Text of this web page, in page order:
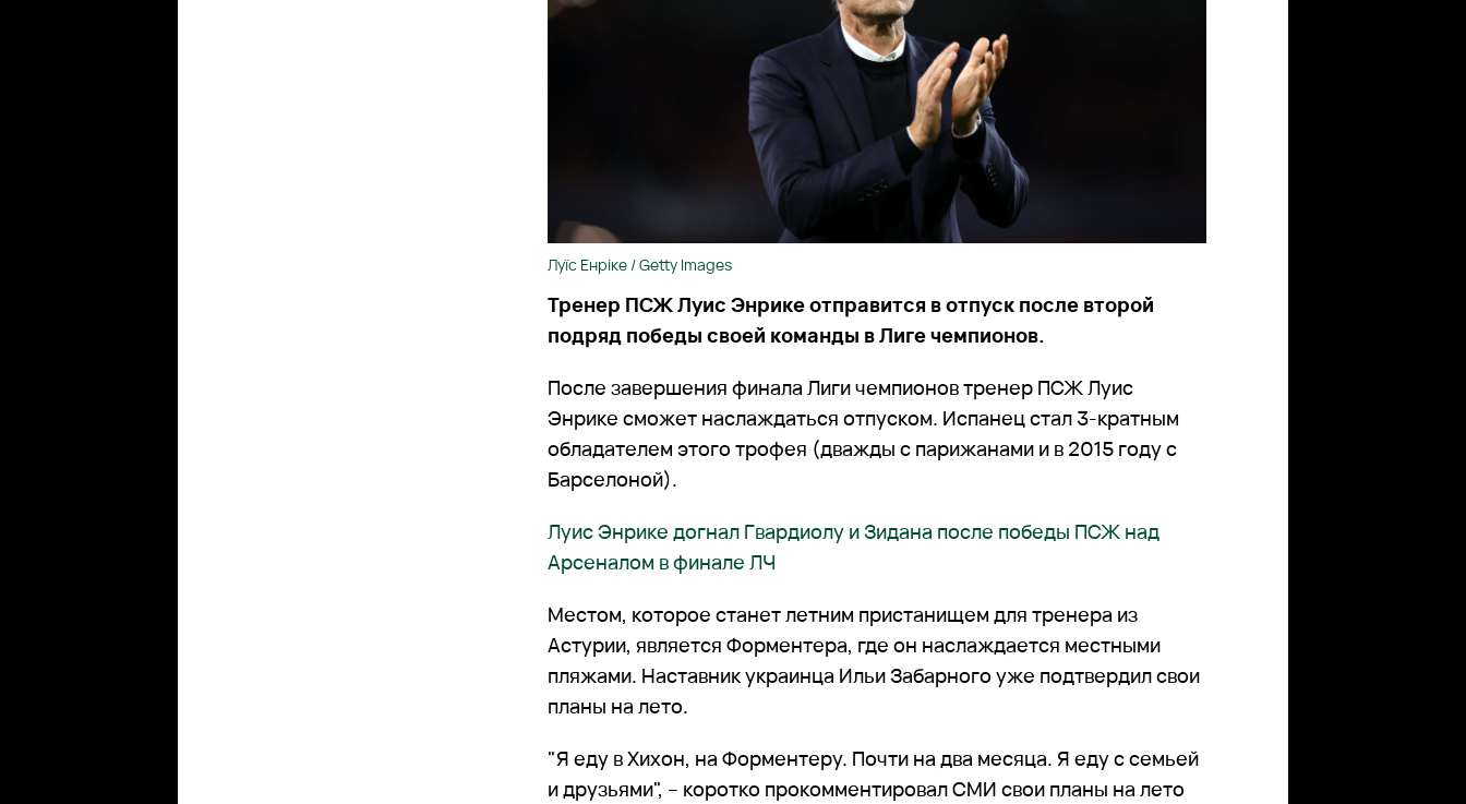
Луїс Енріке / Getty Images
Тренер ПСЖ Луис Энрике отправится в отпуск после второй
подряд победы своей команды в Лиге чемпионов.
После завершения финала Лиги чемпионов тренер ПСЖ Луис
Энрике сможет наслаждаться отпуском. Испанец стал 3-кратным
обладателем этого трофея (дважды с парижанами и в 2015 году с
Барселоной).
Луис Энрике догнал Гвардиолу и Зидана после победы ПСЖ над
Арсеналом в финале ЛЧ
Местом, которое станет летним пристанищем для тренера из
Астурии, является Форментера, где он наслаждается местными
пляжами. Наставник украинца Ильи Забарного уже подтвердил свои
планы на лето.
"Я еду в Хихон, на Форментеру. Почти на два месяца. Я еду с семьей
и друзьями", – коротко прокомментировал СМИ свои планы на лето